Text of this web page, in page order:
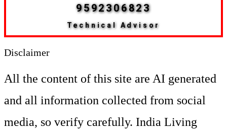
9592306823
Technical Advisor
Disclaimer
All the content of this site are AI generated
and all information collected from social
media, so verify carefully. India Living